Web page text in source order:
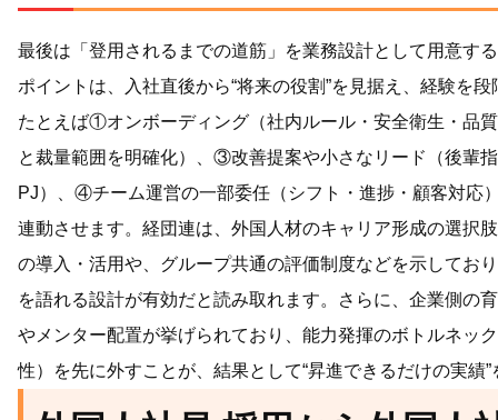
最後は「登用されるまでの道筋」を業務設計として用意す
ポイントは、入社直後から“将来の役割”を見据え、経験を
たとえば①オンボーディング（社内ルール・安全衛生・品
と裁量範囲を明確化）、③改善提案や小さなリード（後輩
PJ）、④チーム運営の一部委任（シフト・進捗・顧客対応
連動させます。経団連は、外国人材のキャリア形成の選択
の導入・活用や、グループ共通の評価制度などを示してお
を語れる設計が有効だと読み取れます。さらに、企業側の
やメンター配置が挙げられており、能力発揮のボトルネッ
性）を先に外すことが、結果として“昇進できるだけの実績